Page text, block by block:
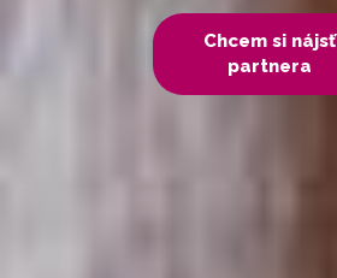
Chcem si nájsť
partnera